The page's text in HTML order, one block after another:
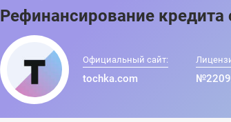
Рефинансирование кредита
Официальный сайт:
tochka.com